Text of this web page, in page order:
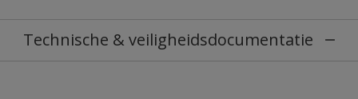
Technische & veiligheidsdocumentatie